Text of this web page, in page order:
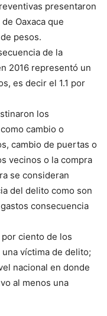
presentaron
Oaxaca que
pesos.
de la
2016 representó un
es decir el 1.1 por
los
cambio o
cambio de puertas o
vecinos o la compra
se consideran
del delito como son
consecuencia
ciento de los
víctima de delito;
nacional en donde
al menos una